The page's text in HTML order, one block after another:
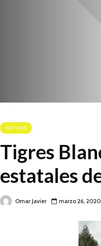
NOTICIAS
Tigres
estatales
Omar Javier marzo 26, 2020